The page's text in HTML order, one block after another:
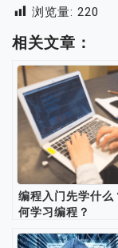
浏览量: 220
相关文章：
编程入门先学什么
何学习编程？